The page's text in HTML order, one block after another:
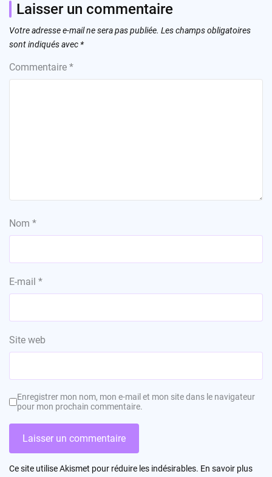
Laisser un commentaire
Votre adresse e-mail ne sera pas publiée. Les champs obligatoires
sont indiqués avec *
Commentaire *
Nom *
E-mail *
Site web
Enregistrer mon nom, mon e-mail et mon site dans le navigateur
pour mon prochain commentaire.
Ce site utilise Akismet pour réduire les indésirables. En savoir plus